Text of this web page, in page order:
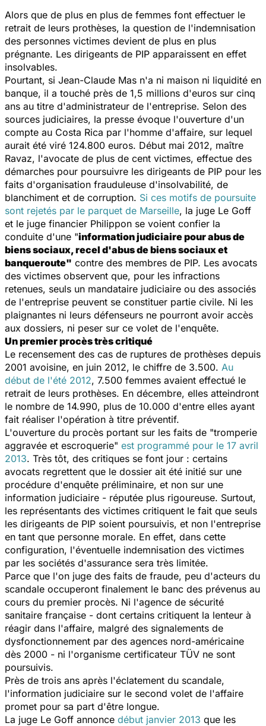
Alors que de plus en plus de femmes font effectuer le
retrait de leurs prothèses, la question de l'indemnisation
des personnes victimes devient de plus en plus
prégnante. Les dirigeants de PIP apparaissent en effet
insolvables.
Pourtant, si Jean-Claude Mas n'a ni maison ni liquidité en
banque, il a touché près de 1,5 millions d'euros sur cinq
ans au titre d'administrateur de l'entreprise. Selon des
sources judiciaires, la presse évoque l'ouverture d'un
compte au Costa Rica par l'homme d'affaire, sur lequel
aurait été viré 124.800 euros. Début mai 2012, maître
Ravaz, l'avocate de plus de cent victimes, effectue des
démarches pour poursuivre les dirigeants de PIP pour les
faits d'organisation frauduleuse d'insolvabilité, de
blanchiment et de corruption. Si ces motifs de poursuite
sont rejetés par le parquet de Marseille, la juge Le Goff
et le juge financier Philippon se voient confier la
conduite d'une "information judiciaire pour abus de
biens sociaux, recel d'abus de biens sociaux et
banqueroute" contre des membres de PIP. Les avocats
des victimes observent que, pour les infractions
retenues, seuls un mandataire judiciaire ou des associés
de l'entreprise peuvent se constituer partie civile. Ni les
plaignantes ni leurs défenseurs ne pourront avoir accès
aux dossiers, ni peser sur ce volet de l'enquête.
Un premier procès très critiqué
Le recensement des cas de ruptures de prothèses depuis
2001 avoisine, en juin 2012, le chiffre de 3.500. Au
début de l'été 2012, 7.500 femmes avaient effectué le
retrait de leurs prothèses. En décembre, elles atteindront
le nombre de 14.990, plus de 10.000 d'entre elles ayant
fait réaliser l'opération à titre préventif.
L'ouverture du procès portant sur les faits de "tromperie
aggravée et escroquerie" est programmé pour le 17 avril
2013. Très tôt, des critiques se font jour : certains
avocats regrettent que le dossier ait été initié sur une
procédure d'enquête préliminaire, et non sur une
information judiciaire - réputée plus rigoureuse. Surtout,
les représentants des victimes critiquent le fait que seuls
les dirigeants de PIP soient poursuivis, et non l'entreprise
en tant que personne morale. En effet, dans cette
configuration, l'éventuelle indemnisation des victimes
par les sociétés d'assurance sera très limitée.
Parce que l'on juge des faits de fraude, peu d'acteurs du
scandale occuperont finalement le banc des prévenus au
cours du premier procès. Ni l'agence de sécurité
sanitaire française - dont certains critiquent la lenteur à
réagir dans l'affaire, malgré des signalements de
dysfonctionnement par des agences nord-américaine
dès 2000 - ni l'organisme certificateur TÜV ne sont
poursuivis.
Près de trois ans après l'éclatement du scandale,
l'information judiciaire sur le second volet de l'affaire
promet pour sa part d'être longue.
La juge Le Goff annonce début janvier 2013 que les